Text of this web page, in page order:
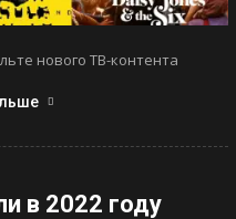
нового ТВ-контента
в 2022 году